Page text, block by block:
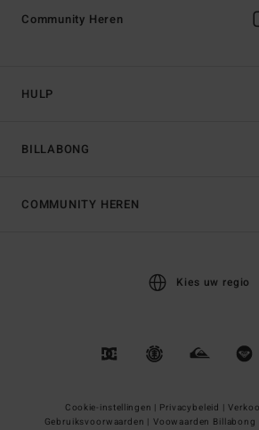
HULP
BILLABONG
Community Heren
COMMUNITY HEREN
Kies uw regio
Cookie-instellingen | Privacybeleid |
Gebruiksvoorwaarden | Voowaarden Billabong